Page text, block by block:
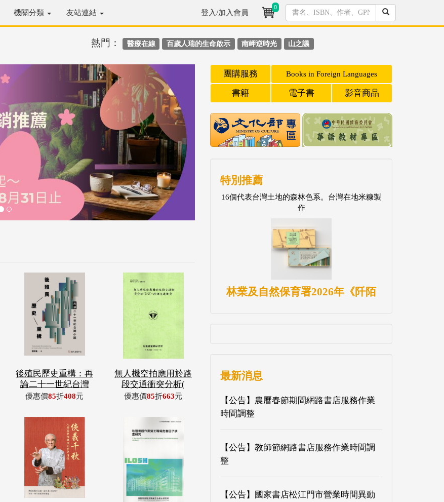
機關分類 友站連結 登入/加入會員
0
熱門： 醫療在線 百歲人瑞的生命啟示 南岬逆時光 山之議
後殖民歷史重構：再
論二十一世紀台灣
優惠價85折408元
無人機空拍應用於路
段交通衝突分析(
優惠價85折663元
團購服務 Books in Foreign Languages
書籍 電子書 影音商品
特別推薦
16個代表台灣土地的森林色系。台灣在地米糠製
作
林業及自然保育署2026年《阡陌
最新消息
【公告】農曆春節期間網路書店服務作業
時間調整
【公告】教師節網路書店服務作業時間調
整
【公告】國家書店松江門市營業時間異動